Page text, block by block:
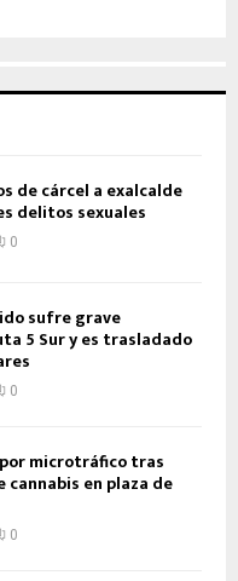
de cárcel a exalcalde
delitos sexuales
0
sufre grave
5 Sur y es trasladado
0
microtráfico tras
en plaza de
0